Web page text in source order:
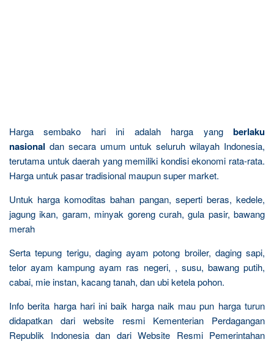
Harga sembako hari ini adalah harga yang berlaku
nasional dan secara umum untuk seluruh wilayah Indonesia,
terutama untuk daerah yang memiliki kondisi ekonomi rata-rata.
Harga untuk pasar tradisional maupun super market.
Untuk harga komoditas bahan pangan, seperti beras, kedele,
jagung ikan, garam, minyak goreng curah, gula pasir, bawang
merah
Serta tepung terigu, daging ayam potong broiler, daging sapi,
telor ayam kampung ayam ras negeri, , susu, bawang putih,
cabai, mie instan, kacang tanah, dan ubi ketela pohon.
Info berita harga hari ini baik harga naik mau pun harga turun
didapatkan dari website resmi Kementerian Perdagangan
Republik Indonesia dan dari Website Resmi Pemerintahan